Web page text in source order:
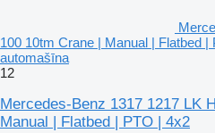
100 10tm Crane | Manual | Flatbed
automašīna
12
Mercedes-Benz 1317 1217 LK
Manual | Flatbed | PTO | 4x2